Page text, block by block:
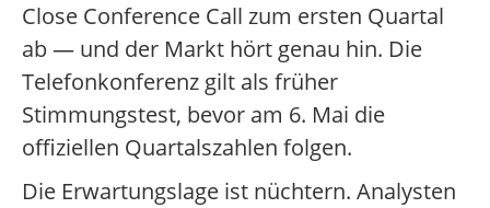
Close Conference Call zum ersten Quartal
ab — und der Markt hört genau hin. Die
Telefonkonferenz gilt als früher
Stimmungstest, bevor am 6. Mai die
offiziellen Quartalszahlen folgen.
Die Erwartungslage ist nüchtern. Analysten